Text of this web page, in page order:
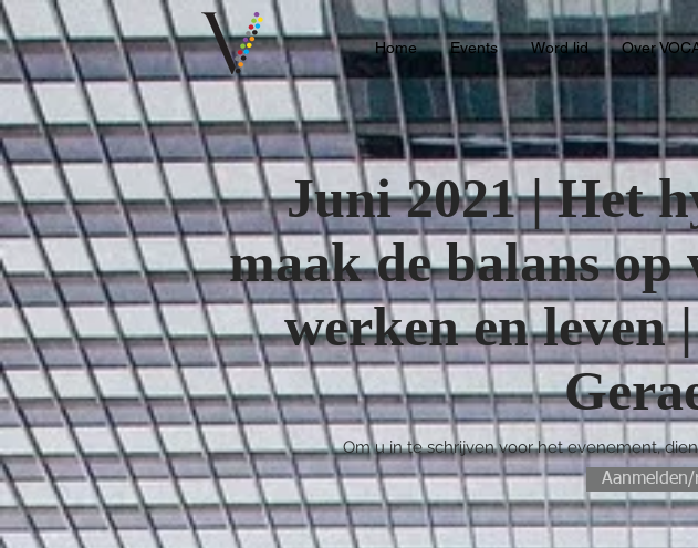
Home Events Word lid Over
Juni 2021 | Het
maak de balans
werken en leven
Om u in te schrijven voor het evenement,